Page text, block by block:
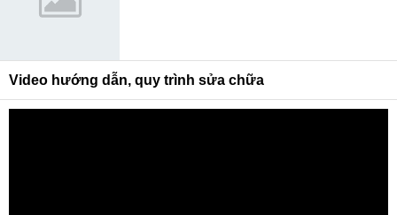
Video hướng dẫn, quy trình sửa chữa